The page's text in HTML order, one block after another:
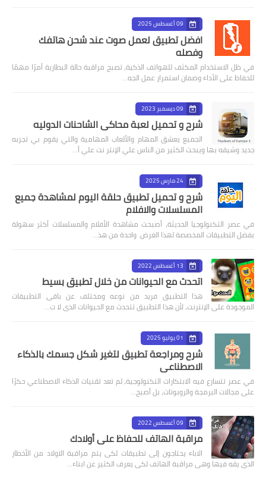
09 أغسطس 2025
افضل تطبيق لعمل صوت عند شحن هاتفك
وفصله
في ظل الاستخدام المكثف للهواتف الذكية، تصبح مراقبة حالة البطارية أمرًا مهمًا
للحفاظ على الأداء وضمان استمرار عمل الجه…
09 ديسمبر 2023
شرح و تحميل لعبة محاكى الشاحنات الدوليه
الجميع يعشق المهام والألعاب المهامية والتي يقوم بي تجربه
جديد وشيقه بها ويبحث الكثير من الناس علي الإنتر نت علي أ…
24 مارس 2025
شرح و تحميل تطبيق حلقة اليوم لمشاهدة جميع
المسلسلات والافلام
في عصر التكنولوجيا الحديثة، أصبحت مشاهدة الأفلام والمسلسلات أكثر سهولة
بفضل التطبيقات المخصصة لهذا الغرض. واحدة من هذ…
13 أغسطس 2022
اتحدث مع الحيوانات من خلال تطبيق بسيط
هذا التطبيق فريد من نوعه ومختلف عن باقى التطبيقات
الموجودة على الإنترنت، لأن هذا التطبيق تتحدث مع الحيوانات الذى لا ت…
01 يوليو 2025
شرح ومراجعة تطبيق لتغير شكل جسمك بالذكاء
الاصطناعي
في عصر تتسارع فيه الابتكارات التكنولوجية، لم تعد تقنيات الذكاء الاصطناعي حكرًا
على مجالات البرمجة والروبوتات، بل أصبح…
09 أغسطس 2022
مراقبة الهاتف للحفاظ على أولادك
الاباء يحتاجون إلى تطبيقات لكى يتم مراقبة الاولاد من الأخطار
الذى يقه فيها وهى مراقبة الهاتف لكى يعرف الكثير عن ابناء…